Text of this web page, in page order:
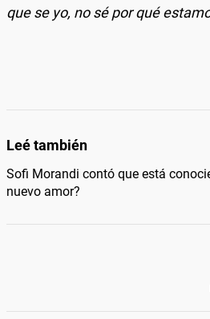
que se yo, no sé por qué
Sofi Morandi contó que está
nuevo amor?